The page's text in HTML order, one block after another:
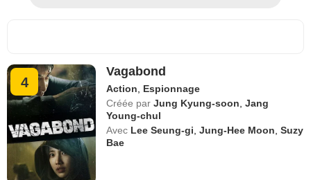
4
Vagabond
Action
Espionnage
Créée par Jung Kyung-soon ,Jang
Young-chul
Avec Lee Seung-gi ,Jung-Hee Moon ,Suzy
Bae